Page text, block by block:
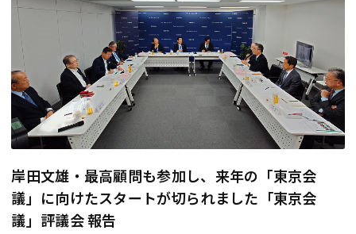
岸田文雄・最高顧問も参加し、来年の「東京会
議」に向けたスタートが切られました 「東京会
議」評議会 報告